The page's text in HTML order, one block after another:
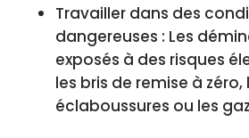
Travailler dans des
dangereuses : Les
exposés à des risques
les bris de remise à zéro,
éclaboussures ou les